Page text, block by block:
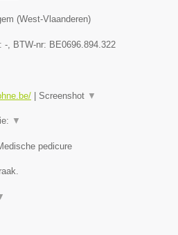
(West-Vlaanderen)
-, BTW-nr: BE0696.894.322
Screenshot ▼
▼
pedicure